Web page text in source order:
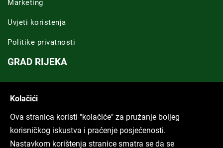
Marketing
Uvjeti koristenja
Politike privatnosti
GRAD RIJEKA
ARHIVA TEKSTOVA
Kolačići
Ova stranica koristi "kolačiće" za pružanje boljeg
korisničkog iskustva i praćenje posjećenosti.
Nastavkom korištenja stranice smatra se da se